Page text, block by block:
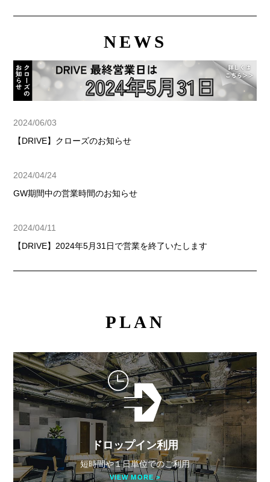
NEWS
2024/06/03
【DRIVE】クローズのお知らせ
2024/04/24
GW期間中の営業時間のお知らせ
2024/04/11
【DRIVE】2024年5月31日で営業を終了いたします
PLAN
ドロップイン利用
短時間や１日単位でのご利用
VIEW MORE >